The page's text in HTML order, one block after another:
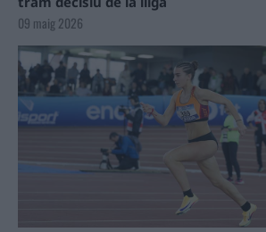
09 maig 2026